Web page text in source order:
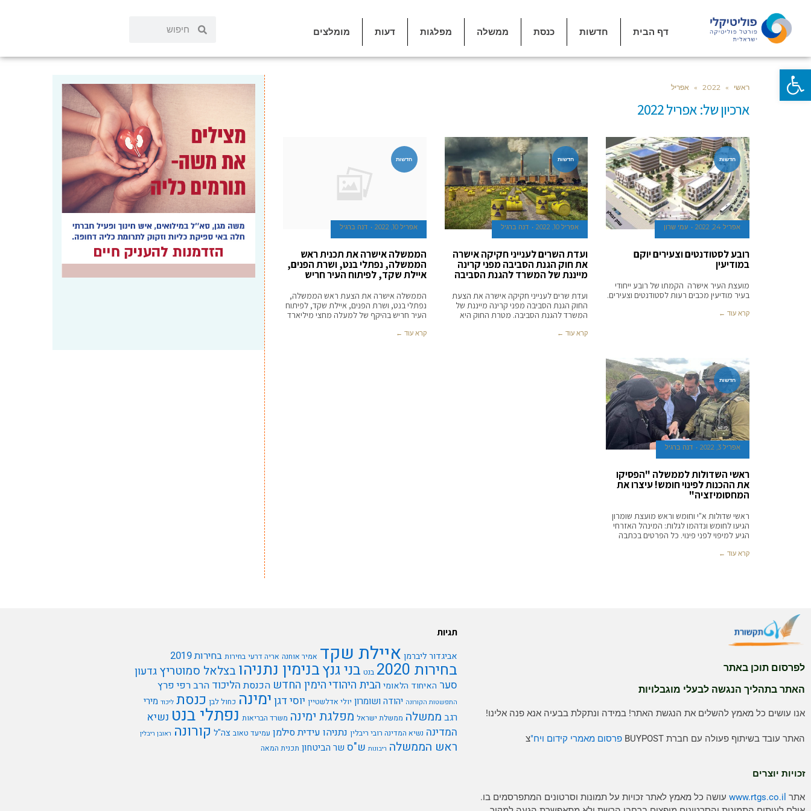
דף הבית חדשות כנסת ממשלה מפלגות דעות מומלצים
ראשי »
2022
» אפריל
ארכיון של:אפריל 2022
חדשות
אפריל 24, 2022 עמי שרון
רובע לסטודנטים וצעירים יוקם
במודיעין
מועצת העיר אישרה הקמתו של רובע ייחודי
בעיר מודיעין מכבים רעות לסטודנטים וצעירים.
קרא עוד ←
חדשות
אפריל 10, 2022 דנה ברגיל
ועדת השרים לענייני חקיקה אישרה
את חוק הגנת הסביבה מפני קרינה
מייננת של המשרד להגנת הסביבה
ועדת שרים לענייני חקיקה אישרה את הצעת
החוק הגנת הסביבה מפני קרינה מייננת של
המשרד להגנת הסביבה. מטרת החוק היא
קרא עוד ←
חדשות
אפריל 10, 2022 דנה ברגיל
הממשלה אישרה את תכנית ראש
הממשלה, נפתלי בנט, ושרת הפנים,
איילת שקד, לפיתוח העיר חריש
הממשלה אישרה את הצעת ראש הממשלה,
נפתלי בנט, ושרת הפנים, איילת שקד, לפיתוח
העיר חריש בהיקף של למעלה מחצי מיליארד
קרא עוד ←
חדשות
אפריל 3, 2022 דנה ברגיל
ראשי השדולות לממשלה "הפסיקו
את ההכנות לפינוי חומש! עיצרו את
המחסומיזציה"
ראשי שדולות א"י וחומש וראש מועצת שומרון
הגיעו לחומש ונדהמו לגלות: המינהל האזרחי
הגיע למיפוי לפני פינוי. כל הפרטים בכתבה
קרא עוד ←
לפרסום תוכן באתר
האתר בתהליך הנגשה לבעלי מוגבלויות
אנו עושים כל מאמץ להשלים את הנגשת האתר! במידה ונתקלת בבעיה אנא פנה אלינו!
האתר עובד בשיתוף פעולה עם חברת BUYPOST פרסום מאמרי קידום ויח"צ
זכויות יוצרים
אתר www.rtgs.co.il עושה כל מאמץ לאתר זכויות על תמונות וסרטונים המתפרסמים בו.
תגיות
אביגדור ליברמן איילת שקד אמיר אוחנה אריה דרעי בחירות בחירות 2019
בחירות 2020 בנט בני גנץבנימין נתניהובצלאל סמוטריץ גדעון
סער האיחוד הלאומי הבית היהודיהימין החדש הכנסת הליכוד הרב רפי פרץ
התפשטות הקורונה יהודה ושומרון יולי אדלשטיין יוסי דגן ימינה כחול לבן כנסת ליכוד מירי
רגב ממשלה ממשלת ישראל מפלגת ימינה משרד הבריאות נפתלי בנט נשיא
המדינה נשיא המדינה רובי ריבלין נתניהו עידית סילמן עמיעד טאוב צה"ל קורונה ראובן ריבלין
ראש הממשלה ריבונות ש"ס שר הביטחון תכנית המאה
פתח סרגל נגישות